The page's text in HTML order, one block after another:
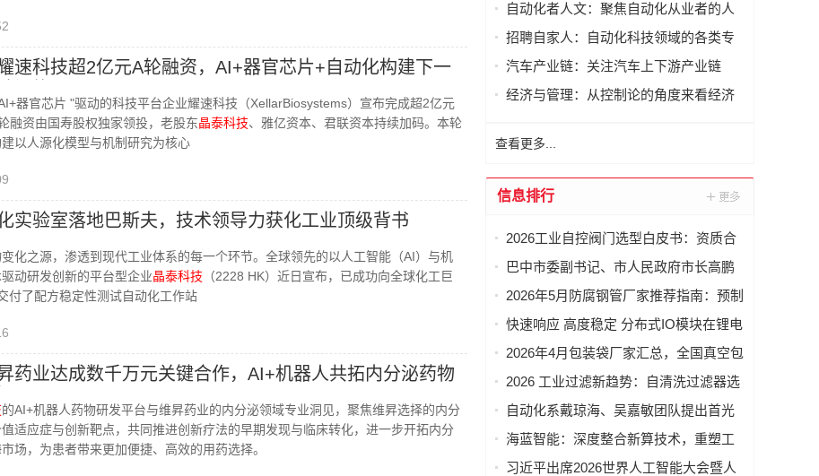
速科技超2亿元A轮融资，AI+器官芯片+自动化构建下一
器官芯片 "驱动的科技平台企业耀速科技（XellarBiosystems）宣布完成超2亿元
融资由国寿股权独家领投，老股东晶泰科技、雅亿资本、君联资本持续加码。本轮
以人源化模型与机制研究为核心
实验室落地巴斯夫，技术领导力获化工业顶级背书
化之源，渗透到现代工业体系的每一个环节。全球领先的以人工智能（AI）与机
动研发创新的平台型企业晶泰科技 （2228 HK）近日宣布，已成功向全球化工巨
付了配方稳定性测试自动化工作站
药业达成数千万元关键合作，AI+机器人共拓内分泌药物
的AI+机器人药物研发平台与维昇药业的内分泌领域专业洞见，聚焦维昇选择的内分
适应症与创新靶点，共同推进创新疗法的早期发现与临床转化，进一步开拓内分
场，为患者带来更加便捷、高效的用药选择。
自动化者人文：聚焦自动化从业者的人
文思考
招聘自家人：自动化科技领域的各类专
家及人才需求资讯
汽车产业链：关注汽车上下游产业链
经济与管理：从控制论的角度来看经济
查看更多...
信息排行
2026工业自控阀门选型白皮书：资质合
规与工况适配成为采购决策核心
巴中市委副书记、市人民政府市长高鹏
凌莅临EIR四川具身人形机器人科技有限
2026年5月防腐钢管厂家推荐指南：预制
直埋保温钢管，涂塑钢管，保温钢管，
快速响应 高度稳定 分布式IO模块在锂电
池制造的优势揭秘 | 支持Modbus、
EtherCAT、Ethernet/IP、BACnet/IP等多
种协议
2026年4月包装袋厂家汇总，全国真空包
装袋，密封包装袋，凹版包装袋，相机
南
2026 工业过滤新趋势：自清洗过滤器选
型指南｜五大国产品牌深度测评
自动化系戴琼海、吴嘉敏团队提出首光
子事件感知的荧光寿命显微成像方法
海蓝智能：深度整合新算技术，重塑工
业读码器服务新标杆
习近平出席2026世界人工智能大会暨人